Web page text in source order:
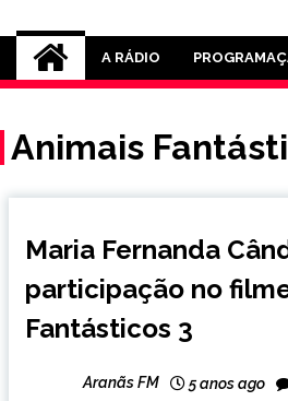
Rádio
A RÁDIO
Animais
Maria Fernanda
participação no
Fantásticos 3
Aranãs FM 5 anos ago